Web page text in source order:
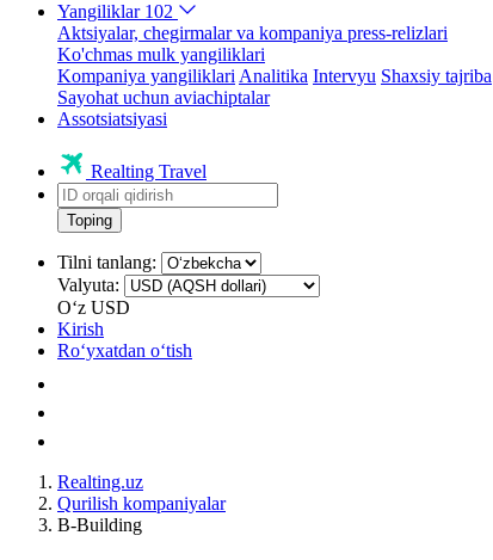
Yangiliklar 102
Aktsiyalar, chegirmalar va kompaniya press-relizlari
Ko'chmas mulk yangiliklari
Kompaniya yangiliklari Analitika Intervyu Shaxsiy tajriba
Sayohat uchun aviachiptalar
Assotsiatsiyasi
Realting Travel
Toping
Tilni tanlang:
Valyuta:
Oʻz USD
Kirish
Roʻyxatdan oʻtish
Realting.uz
Qurilish kompaniyalar
B-Building